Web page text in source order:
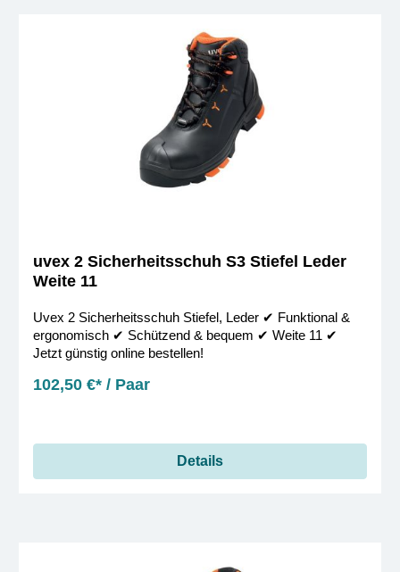
uvex 2 Sicherheitsschuh S3 Stiefel Leder
Weite 11
Uvex 2 Sicherheitsschuh Stiefel, Leder ✔︎ Funktional &
ergonomisch ✔︎ Schützend & bequem ✔︎ Weite 11 ✔︎
Jetzt günstig online bestellen!
102,50 €* / Paar
Details